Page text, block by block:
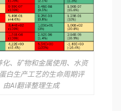
、矿物和金属使用、水资
白生产工艺的生命周期评
由AI翻译整理生成